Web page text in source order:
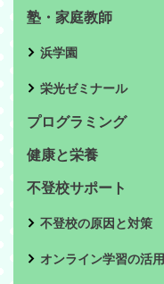
塾・家庭教師
浜学園
栄光ゼミナール
プログラミング
健康と栄養
不登校サポート
不登校の原因と対策
オンライン学習の活用